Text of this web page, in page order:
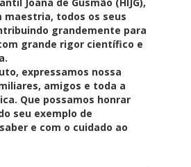
maestria, todos os seus
grandemente para
grande rigor científico e
expressamos nossa
amigos e toda a
Que possamos honrar
seu exemplo de
e com o cuidado ao